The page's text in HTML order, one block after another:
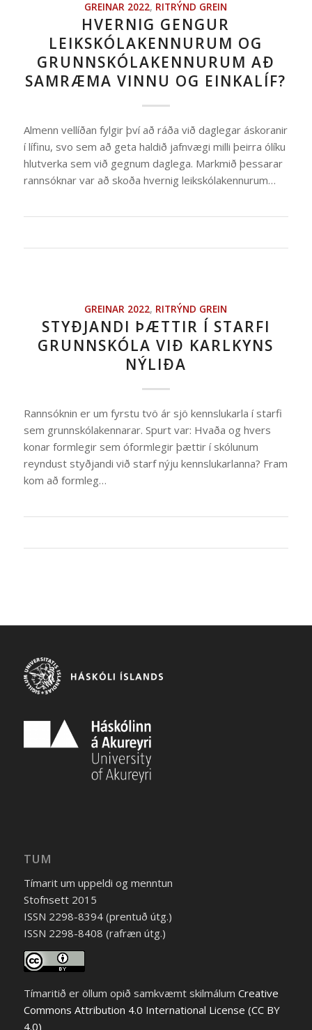
GREINAR 2022, RITRÝND GREIN
HVERNIG GENGUR
LEIKSKÓLAKENNURUM OG
GRUNNSKÓLAKENNURUM AÐ
SAMRÆMA VINNU OG EINKALÍF?
Almenn vellíðan fylgir því að ráða við daglegar áskoranir
í lífinu, svo sem að geta haldið jafnvægi milli þeirra ólíku
hlutverka sem við gegnum daglega. Markmið þessarar
rannsóknar var að skoða hvernig leikskólakennurum…
GREINAR 2022, RITRÝND GREIN
STYÐJANDI ÞÆTTIR Í STARFI
GRUNNSKÓLA VIÐ KARLKYNS
NÝLIÐA
Rannsóknin er um fyrstu tvö ár sjö kennslukarla í starfi
sem grunnskólakennarar. Spurt var: Hvaða og hvers
konar formlegir sem óformlegir þættir í skólunum
reyndust styðjandi við starf nýju kennslukarlanna? Fram
kom að formleg…
TUM
Tímarit um uppeldi og menntun
Stofnsett 2015
ISSN 2298-8394 (prentuð útg.)
ISSN 2298-8408 (rafræn útg.)
Tímaritið er öllum opið samkvæmt skilmálum Creative
Commons Attribution 4.0 International License (CC BY
4.0)